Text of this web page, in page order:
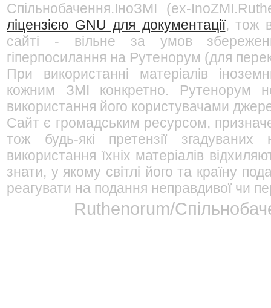
Спільнобачення.ІноЗМІ (ex-
ліцензією GNU для документації, тож
сайті - вільне за умов
гіперпосилання на Рутенорум (для
При використанні матеріалів
кожним ЗМІ конкретно. Рутенорум
використання його користувачами
Сайт є громадським ресурсом,
тож будь-які претензії
використання їхніх матеріалів
знати, у якому світлі його та країну
реагувати на подання неправдивої чи
Ruthenorum/